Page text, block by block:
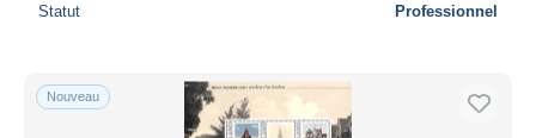
Statut Professionnel
Nouveau